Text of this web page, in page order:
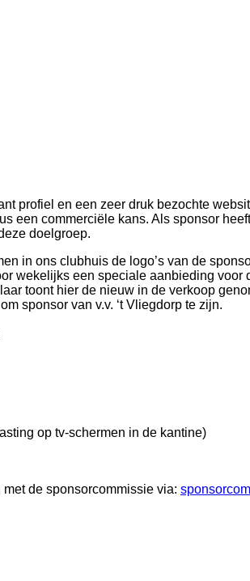
profiel en een zeer druk bezochte
een commerciële kans. Als sponsor
doelgroep.
in ons clubhuis de logo’s van de
wekelijks een speciale aanbieding
toont hier de nieuw in de verkoop
sponsor van v.v. ‘t Vliegdorp te zijn.
op tv-schermen in de kantine)
de sponsorcommissie via: